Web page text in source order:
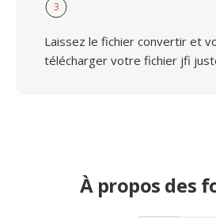
3
Laissez le fichier convertir et
télécharger votre fichier jfi
À propos des